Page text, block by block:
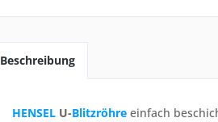
Beschreibung
HENSEL U-Blitzröhre einfach